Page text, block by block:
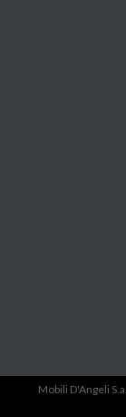
Mobili D'Angeli